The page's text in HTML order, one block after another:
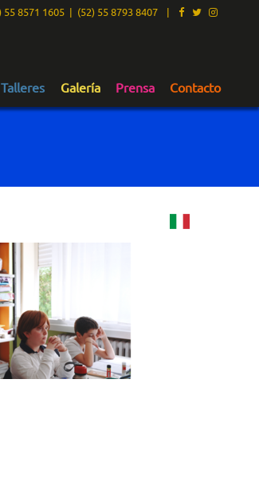
55 8571 1605 | (52) 55 8793 8407 |
Talleres Galería Prensa Contacto